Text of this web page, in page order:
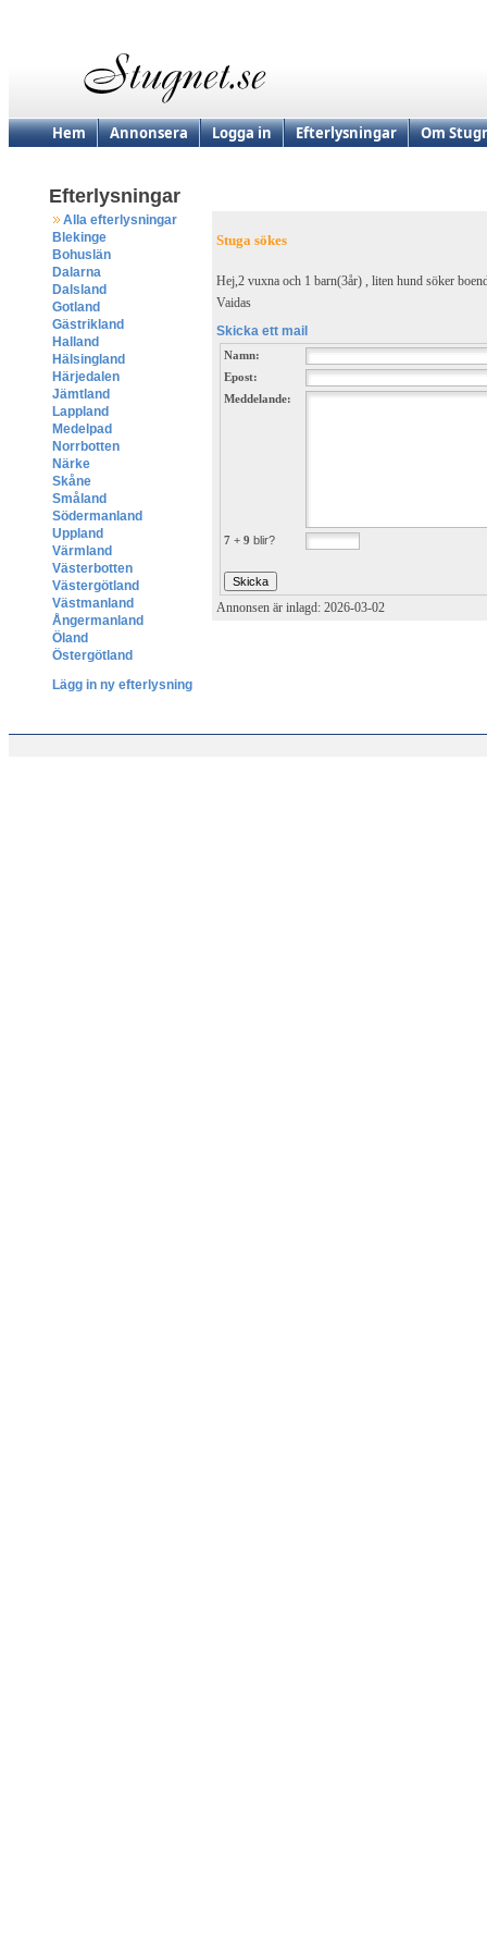
Hem Annonsera Logga in Efterlysningar Om
Efterlysningar
Alla efterlysningar
Blekinge
Bohuslän
Dalarna
Dalsland
Gotland
Gästrikland
Halland
Hälsingland
Härjedalen
Jämtland
Lappland
Medelpad
Norrbotten
Närke
Skåne
Småland
Södermanland
Uppland
Värmland
Västerbotten
Västergötland
Västmanland
Ångermanland
Öland
Östergötland
Lägg in ny efterlysning
Stuga sökes
Hej,2 vuxna och 1 barn(3år) , liten hund söker
Vaidas
Skicka ett mail
Namn:
Epost:
Meddelande:
7 + 9 blir?
Annonsen är inlagd: 2026-03-02